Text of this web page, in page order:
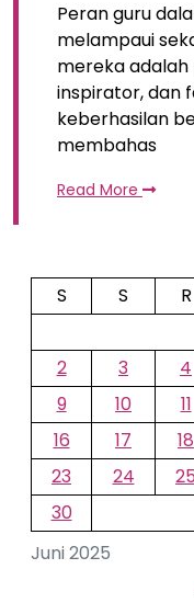
Peran guru
melampaui
mereka
inspirator, dan
keberhasilan
membahas
Read More
Juni 2025
S S R
2
3 4
9
10 11
16
17 18
23
24 25
30